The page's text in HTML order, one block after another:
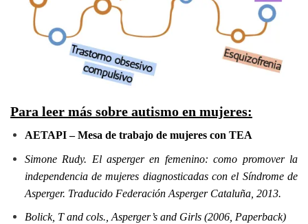
Para leer más sobre autismo en mujeres:
AETAPI – Mesa de trabajo de mujeres con TEA
Simone Rudy. El asperger en femenino: como promover la
independencia de mujeres diagnosticadas con el Síndrome de
Asperger. Traducido Federación Asperger Cataluña, 2013.
Bolick, T and cols., Asperger’s and Girls (2006, Paperback)